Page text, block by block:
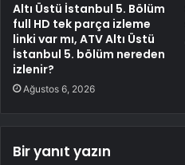
Altı Üstü İstanbul 5. Bölüm
full HD tek parça izleme
linki var mı, ATV Altı Üstü
İstanbul 5. bölüm nereden
izlenir?
Ağustos 6, 2026
Bir yanıt yazın